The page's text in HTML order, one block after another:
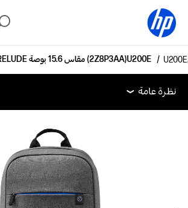
حقيبة ظهر HP PRELUDE مقاس 15.6 بوصة (2Z8P3AA)
نظرة عامة المواصفات الفنية الملحقات
نظرة عامة